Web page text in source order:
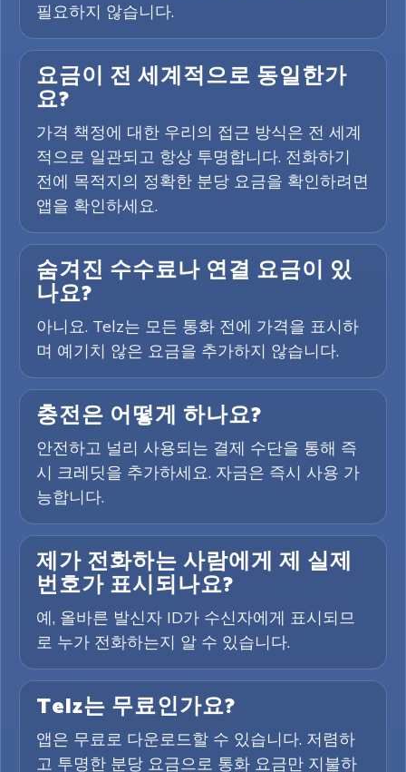
필요하지 않습니다.
요금이 전 세계적으로 동일한가
요?
가격 책정에 대한 우리의 접근 방식은 전 세계
적으로 일관되고 항상 투명합니다. 전화하기
전에 목적지의 정확한 분당 요금을 확인하려면
앱을 확인하세요.
숨겨진 수수료나 연결 요금이 있
나요?
아니요. Telz는 모든 통화 전에 가격을 표시하
며 예기치 않은 요금을 추가하지 않습니다.
충전은 어떻게 하나요?
안전하고 널리 사용되는 결제 수단을 통해 즉
시 크레딧을 추가하세요. 자금은 즉시 사용 가
능합니다.
제가 전화하는 사람에게 제 실제
번호가 표시되나요?
예, 올바른 발신자 ID가 수신자에게 표시되므
로 누가 전화하는지 알 수 있습니다.
Telz는 무료인가요?
앱은 무료로 다운로드할 수 있습니다. 저렴하
고 투명한 분당 요금으로 통화 요금만 지불하